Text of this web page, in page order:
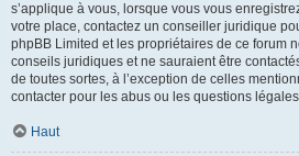
s’applique à vous, lorsque vous vous
votre place, contactez un conseiller juridique
phpBB Limited et les propriétaires de ce forum
conseils juridiques et ne sauraient être
de toutes sortes, à l’exception de celles
contacter pour les abus ou les questions
Haut